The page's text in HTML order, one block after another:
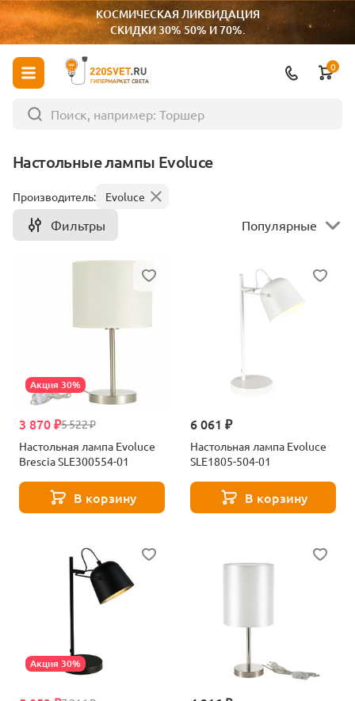
КОСМИЧЕСКАЯ ЛИКВИДАЦИЯ
СКИДКИ 30% 50% И 70%.
ГИПЕРМАРКЕТ СВЕТА
0
Настольные лампы Evoluce
Производитель: Evoluce
Фильтры Популярные
Акция 30%
5 522 ₽
3 870 ₽
Настольная лампа Evoluce
Brescia SLE300554-01
В корзину
6 061 ₽
Настольная лампа Evoluce
SLE1805-504-01
В корзину
Акция 30%